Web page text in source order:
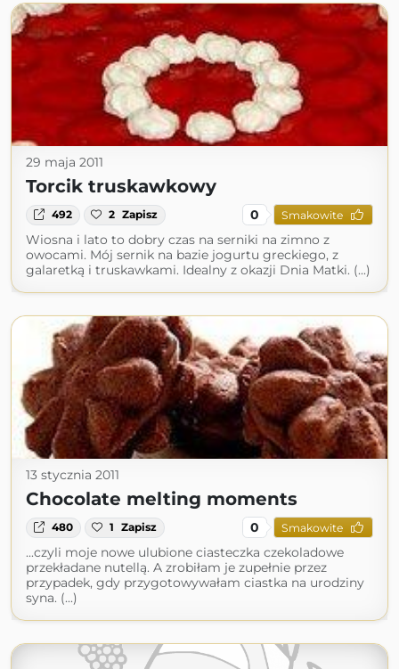
29 maja 2011
Torcik truskawkowy
492 2 Zapisz 0 Smakowite
Wiosna i lato to dobry czas na serniki na zimno z
owocami. Mój sernik na bazie jogurtu greckiego, z
galaretką i truskawkami. Idealny z okazji Dnia Matki. (...)
13 stycznia 2011
Chocolate melting moments
480 1 Zapisz 0 Smakowite
...czyli moje nowe ulubione ciasteczka czekoladowe
przekładane nutellą. A zrobiłam je zupełnie przez
przypadek, gdy przygotowywałam ciastka na urodziny
syna. (...)